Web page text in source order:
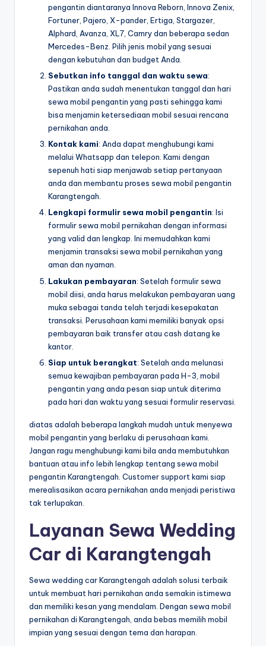
pengantin diantaranya Innova Reborn, Innova Zenix,
Fortuner, Pajero, X-pander, Ertiga, Stargazer,
Alphard, Avanza, XL7, Camry dan beberapa sedan
Mercedes-Benz. Pilih jenis mobil yang sesuai
dengan kebutuhan dan budget Anda.
Sebutkan info tanggal dan waktu sewa:
Pastikan anda sudah menentukan tanggal dan hari
sewa mobil pengantin yang pasti sehingga kami
bisa menjamin ketersediaan mobil sesuai rencana
pernikahan anda.
Kontak kami: Anda dapat menghubungi kami
melalui Whatsapp dan telepon. Kami dengan
sepenuh hati siap menjawab setiap pertanyaan
anda dan membantu proses sewa mobil pengantin
Karangtengah.
Lengkapi formulir sewa mobil pengantin: Isi
formulir sewa mobil pernikahan dengan informasi
yang valid dan lengkap. Ini memudahkan kami
menjamin transaksi sewa mobil pernikahan yang
aman dan nyaman.
Lakukan pembayaran: Setelah formulir sewa
mobil diisi, anda harus melakukan pembayaran uang
muka sebagai tanda telah terjadi kesepakatan
transaksi. Perusahaan kami memiliki banyak opsi
pembayaran baik transfer atau cash datang ke
kantor.
Siap untuk berangkat: Setelah anda melunasi
semua kewajiban pembayaran pada H-3, mobil
pengantin yang anda pesan siap untuk diterima
pada hari dan waktu yang sesuai formulir reservasi.
diatas adalah beberapa langkah mudah untuk menyewa
mobil pengantin yang berlaku di perusahaan kami.
Jangan ragu menghubungi kami bila anda membutuhkan
bantuan atau info lebih lengkap tentang sewa mobil
pengantin Karangtengah. Customer support kami siap
merealisasikan acara pernikahan anda menjadi peristiwa
tak terlupakan.
Layanan Sewa Wedding
Car di Karangtengah
Sewa wedding car Karangtengah adalah solusi terbaik
untuk membuat hari pernikahan anda semakin istimewa
dan memiliki kesan yang mendalam. Dengan sewa mobil
pernikahan di Karangtengah, anda bebas memilih mobil
impian yang sesuai dengan tema dan harapan.